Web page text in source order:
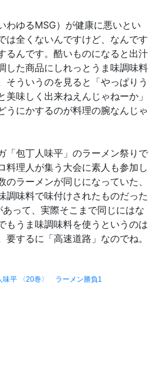
わゆるMSG）が健康に悪いとい
は全くないんですけど、なんです
るんです。酷いものになると出汁
した商品にしれっとうま味調味料
そういうのを見ると「やっぱりう
美味しく出来ねえんじゃねーか」
うにかするのが料理の腕なんじゃ
「包丁人味平」のラーメン祭りで
料理人が集う大会に素人も参加し
のラーメンが同じになっていた、
調味料で味付けされたものだった
って、実際そこまで同じにはな
もうま味調味料を使うというのは
要するに「高速道路」なのでね。